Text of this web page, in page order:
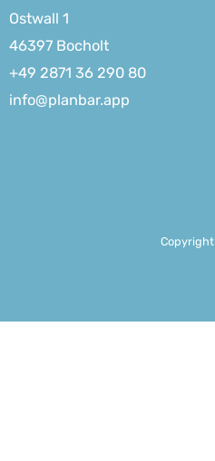
Ostwall 1
46397 Bocholt
+49 2871 36 290 80
info@planbar.app